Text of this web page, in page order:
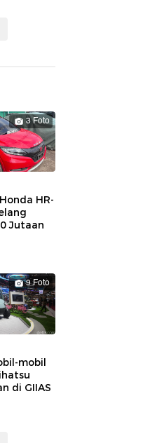
3 Foto
HR-
Jutaan
9 Foto
mobil
di GIIAS